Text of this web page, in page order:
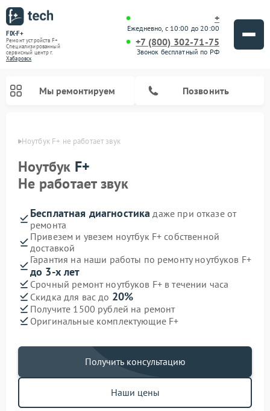
FIX-F+
Ремонт устройств F+
Специализированный
cервисный центр г.
Хабаровск
+
Ежедневно, с 10:00 до 20:00
+7 (800) 302-71-75
Звонок бесплатный по РФ
Мы ремонтируем Позвонить
Ноутбук F+ не работает звук
Ноутбук F+
Не работает звук
Бесплатная диагностика даже при отказе от
ремонта
Привезем и увезем ноутбук F+ собственной
доставкой
Гарантия на наши работы по ремонту ноутбуков F+
до 3-х лет
Срочный ремонт ноутбуков F+ в течении часа
Скидка для вас до 20%
Получите 1500 рублей на ремонт
Оригинальные комплектующие F+
Получить консультацию
Наши цены